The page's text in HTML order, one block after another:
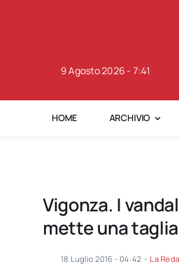
9 Agosto 2026 - 7:41
HOME ARCHIVIO
Vigonza. I
mette una
18 Luglio 2016 - 04:42 - La